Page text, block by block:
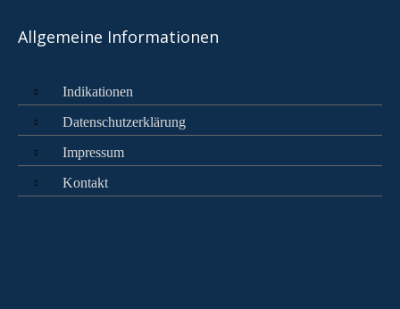
Allgemeine Informationen
Indikationen
Datenschutzerklärung
Impressum
Kontakt